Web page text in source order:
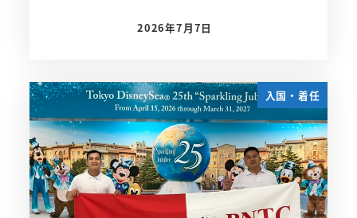
投稿日
2026年7月7日
入国・着任